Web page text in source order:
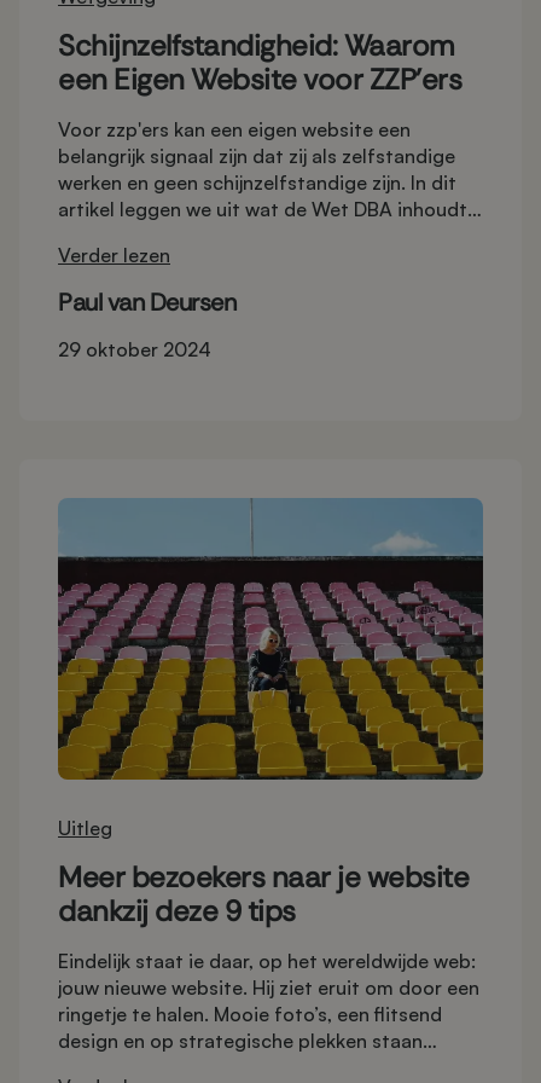
Schijnzelfstandigheid: Waarom
een Eigen Website voor ZZP'ers
Voor zzp'ers kan een eigen website een
belangrijk signaal zijn dat zij als zelfstandige
werken en geen schijnzelfstandige zijn. In dit
artikel leggen we uit wat de Wet DBA inhoudt
professionaliteit van een zzp'er, waardoor jij
sterker staat tegenover de Belastingdienst.
Verder lezen
Paul van Deursen
29 oktober 2024
Uitleg
Meer bezoekers naar je website
dankzij deze 9 tips
Eindelijk staat ie daar, op het wereldwijde web:
jouw nieuwe website. Hij ziet eruit om door een
ringetje te halen. Mooie foto’s, een flitsend
design en op strategische plekken staan